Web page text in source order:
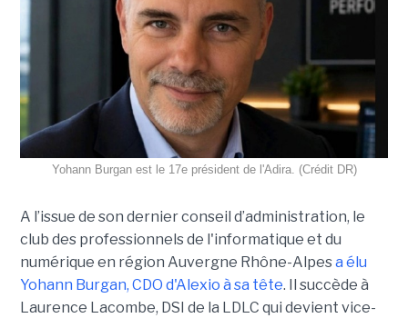
Yohann Burgan est le 17e président de l'Adira. (Crédit DR)
A l’issue de son dernier conseil d’administration, le
club des professionnels de l'informatique et du
numérique en région Auvergne Rhône-Alpesa élu
Yohann Burgan, CDO d'Alexio à sa tête. Il succède à
Laurence Lacombe, DSI de la LDLC qui devient vice-